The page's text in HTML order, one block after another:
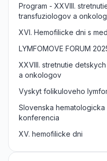
Program - XXVIII.
transfuziologov a
XVI. Hemofilicke dni s
LYMFOMOVE FORUM
XXVIII. stretnutie
a onkologov
Vyskyt folikuloveho
Slovenska
konferencia
XV. hemofilicke dni